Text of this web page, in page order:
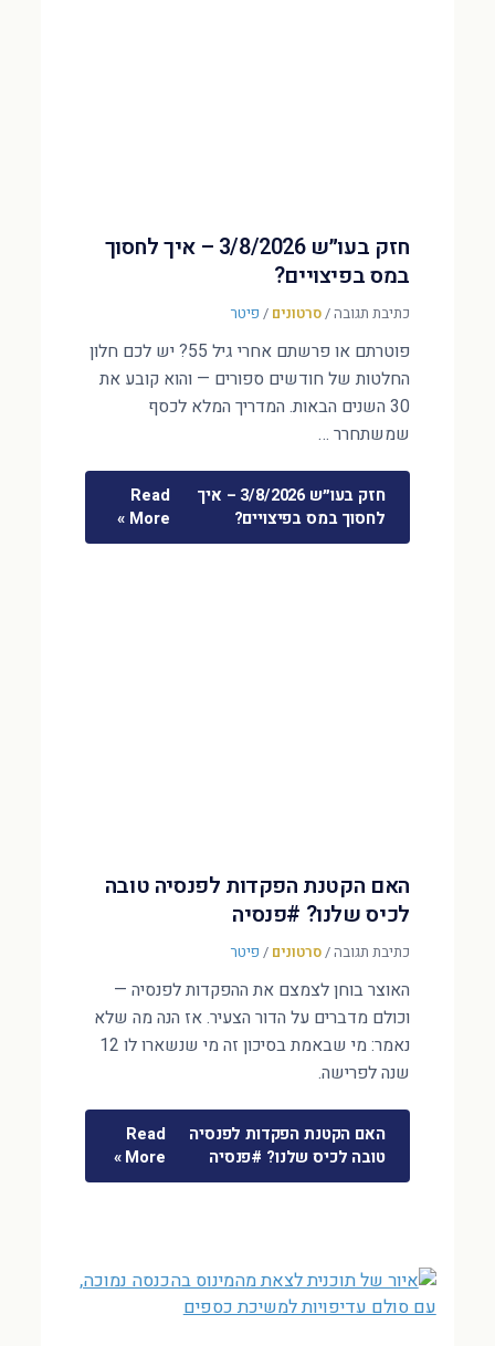
חזק בעו״ש 3/8/2026 – איך לחסוך
במס בפיצויים?
כתיבת תגובה/סרטונים / פיטר
פוטרתם או פרשתם אחרי גיל 55? יש לכם חלון
החלטות של חודשים ספורים — והוא קובע את
30 השנים הבאות. המדריך המלא לכסף
שמשתחרר …
חזק בעו״ש 3/8/2026 – איך
לחסוך במס בפיצויים?
Read
More »
האם הקטנת הפקדות לפנסיה טובה
לכיס שלנו? #פנסיה
כתיבת תגובה/סרטונים / פיטר
האוצר בוחן לצמצם את ההפקדות לפנסיה —
וכולם מדברים על הדור הצעיר. אז הנה מה שלא
נאמר: מי שבאמת בסיכון זה מי שנשארו לו 12
שנה לפרישה.
האם הקטנת הפקדות לפנסיה
טובה לכיס שלנו? #פנסיה
Read
More »